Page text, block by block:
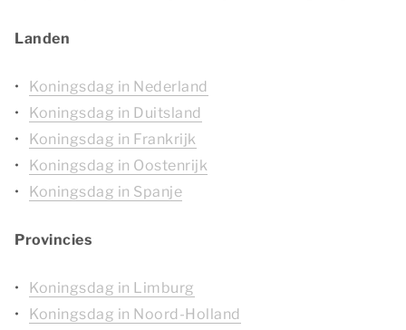
Landen
Koningsdag in Nederland
Koningsdag in Duitsland
Koningsdag in Frankrijk
Koningsdag in Oostenrijk
Koningsdag in Spanje
Provincies
Koningsdag in Limburg
Koningsdag in Noord-Holland